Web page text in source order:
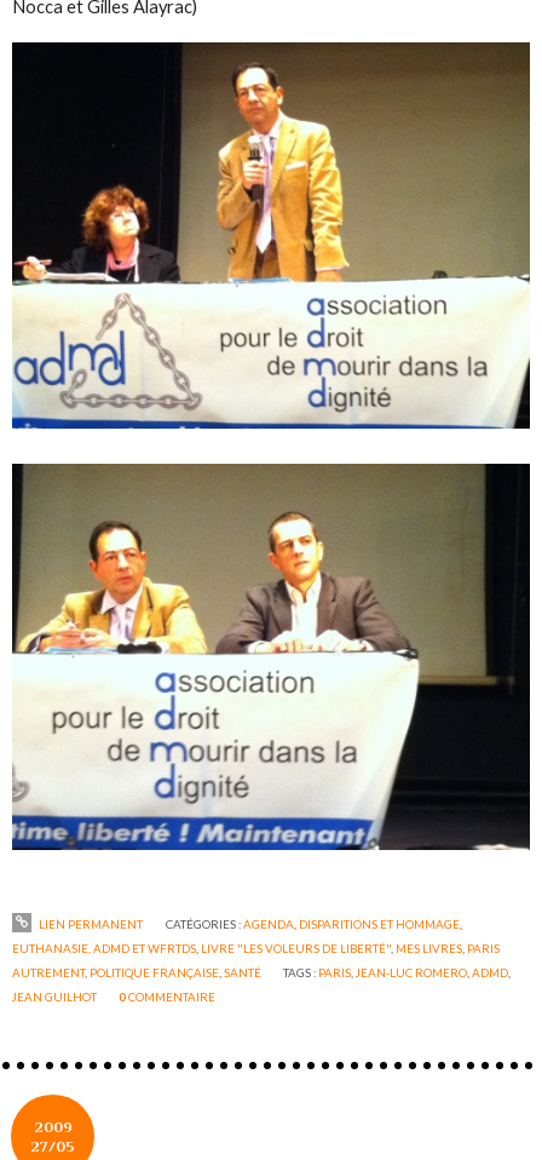
Nocca et Gilles Alayrac)
LIEN PERMANENT CATÉGORIES :AGENDA DISPARITIONS ET HOMMAGE,
EUTHANASIE, ADMD ET WFRTDS LIVRE "LES VOLEURS DE LIBERTÉ" MES LIVRES PARIS
AUTREMENT, POLITIQUE FRANÇAISE ,SANTÉ TAGS : PARIS JEAN-LUC ROMERO ,ADMD
JEAN GUILHOT
0COMMENTAIRE
2009
27/05